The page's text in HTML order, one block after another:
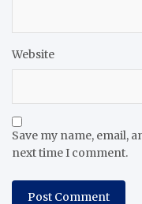
Website
Save my name, email,
next time I comment.